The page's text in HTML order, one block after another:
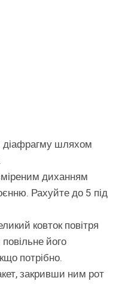
діафрагму шляхом
диханням
Рахуйте до 5 під
ковток повітря
його
потрібно.
закривши ним рот